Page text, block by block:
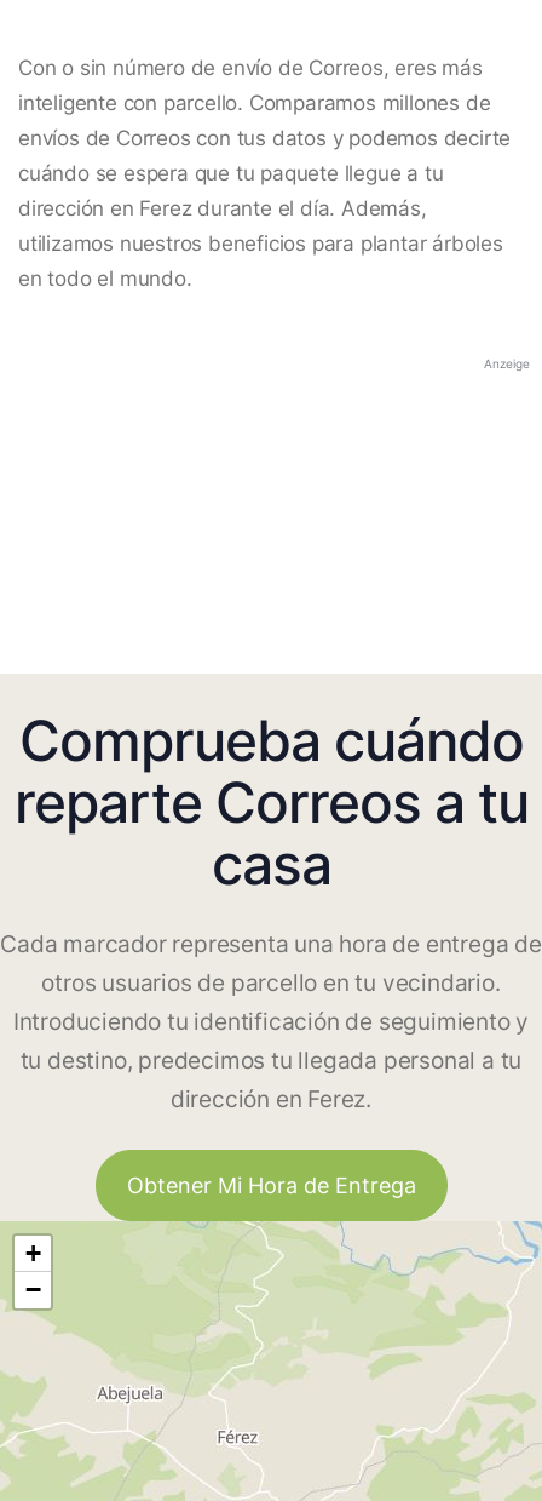
Con o sin número de envío de Correos, eres más
inteligente con parcello. Comparamos millones de
envíos de Correos con tus datos y podemos decirte
cuándo se espera que tu paquete llegue a tu
dirección en Ferez durante el día. Además,
utilizamos nuestros beneficios para plantar árboles
en todo el mundo.
Anzeige
Comprueba cuándo
reparte Correos a tu
casa
Cada marcador representa una hora de entrega de
otros usuarios de parcello en tu vecindario.
Introduciendo tu identificación de seguimiento y
tu destino, predecimos tu llegada personal a tu
dirección en Ferez.
Obtener Mi Hora de Entrega
+
−